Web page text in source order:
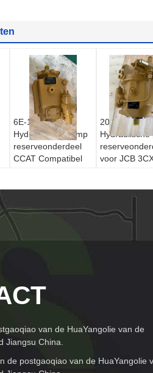
6E-1279
Hydraulische pomp
reserveonderdeel
CCAT Compatibel
20/925784
Hydraulische
voor JCB
Aftermarket
vervanging
van de HuaYangolie van de
Jiangsu China.
de postgaoqiao van de HuaYangolie